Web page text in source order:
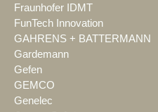
Fraunhofer IDMT
FunTech Innovation
GAHRENS + BATTERMANN
Gardemann
Gefen
GEMCO
Genelec